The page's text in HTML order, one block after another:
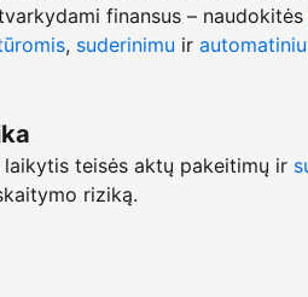
finansus – naudokitės
, suderinimu ir
laikytis teisės aktų pakeitimų ir
riziką.